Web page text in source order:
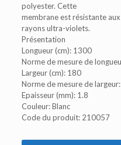
polyester. Cette
membrane est résistante
rayons ultra-violets.
Présentation
Longueur (cm): 1300
Norme de mesure de
Largeur (cm): 180
Norme de mesure de
Epaisseur (mm): 1.8
Couleur: Blanc
Code du produit: 210057